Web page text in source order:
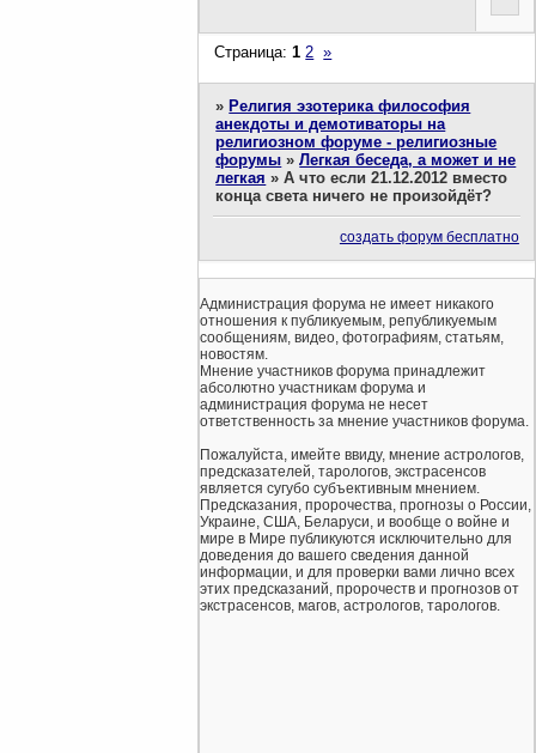
Страница:1 2 »
» Религия эзотерика философия
анекдоты и демотиваторы на
религиозном форуме - религиозные
форумы »Легкая беседа, а может и не
легкая »А что если 21.12.2012 вместо
конца света ничего не произойдёт?
создать форум бесплатно
Администрация форума не имеет никакого
отношения к публикуемым, републикуемым
сообщениям, видео, фотографиям, статьям,
новостям.
Мнение участников форума принадлежит
абсолютно участникам форума и
администрация форума не несет
ответственность за мнение участников форума.
Пожалуйста, имейте ввиду, мнение астрологов,
предсказателей, тарологов, экстрасенсов
является сугубо субъективным мнением.
Предсказания, пророчества, прогнозы о России,
Украине, США, Беларуси, и вообще о войне и
мире в Мире публикуются исключительно для
доведения до вашего сведения данной
информации, и для проверки вами лично всех
этих предсказаний, пророчеств и прогнозов от
экстрасенсов, магов, астрологов, тарологов.